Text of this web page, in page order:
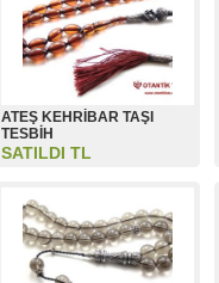
ATEŞ KEHRİBAR TAŞI
TESBİH
SATILDI TL